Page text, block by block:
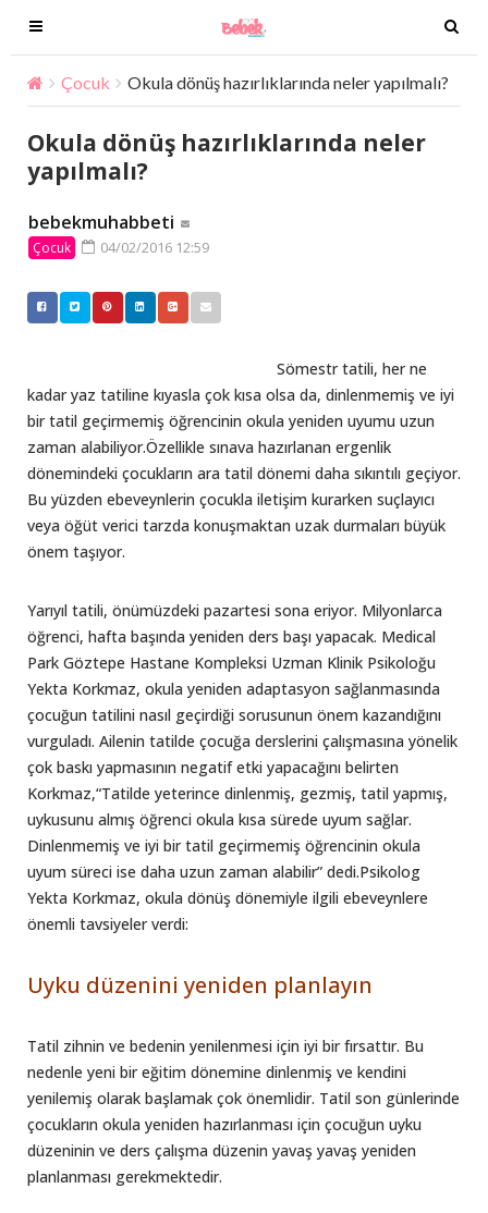
T
o
g
g
l
e
n
v
i
g
o
n
T
o
g
g
o
Çocuk Okula dönüş hazırlıklarında neler yapılmalı?
Okula dönüş hazırlıklarında neler
yapılmalı?
bebekmuhabbeti
Çocuk 04/02/2016 12:59
Sömestr tatili, her ne
kadar yaz tatiline kıyasla çok kısa olsa da, dinlenmemiş ve iyi
bir tatil geçirmemiş öğrencinin okula yeniden uyumu uzun
zaman alabiliyor.Özellikle sınava hazırlanan ergenlik
dönemindeki çocukların ara tatil dönemi daha sıkıntılı geçiyor.
Bu yüzden ebeveynlerin çocukla iletişim kurarken suçlayıcı
veya öğüt verici tarzda konuşmaktan uzak durmaları büyük
önem taşıyor.
Yarıyıl tatili, önümüzdeki pazartesi sona eriyor. Milyonlarca
öğrenci, hafta başında yeniden ders başı yapacak. Medical
Park Göztepe Hastane Kompleksi Uzman Klinik Psikoloğu
Yekta Korkmaz, okula yeniden adaptasyon sağlanmasında
çocuğun tatilini nasıl geçirdiği sorusunun önem kazandığını
vurguladı. Ailenin tatilde çocuğa derslerini çalışmasına yönelik
çok baskı yapmasının negatif etki yapacağını belirten
Korkmaz,“Tatilde yeterince dinlenmiş, gezmiş, tatil yapmış,
uykusunu almış öğrenci okula kısa sürede uyum sağlar.
Dinlenmemiş ve iyi bir tatil geçirmemiş öğrencinin okula
uyum süreci ise daha uzun zaman alabilir” dedi.Psikolog
Yekta Korkmaz, okula dönüş dönemiyle ilgili ebeveynlere
önemli tavsiyeler verdi:
Uyku düzenini yeniden planlayın
Tatil zihnin ve bedenin yenilenmesi için iyi bir fırsattır. Bu
nedenle yeni bir eğitim dönemine dinlenmiş ve kendini
yenilemiş olarak başlamak çok önemlidir. Tatil son günlerinde
çocukların okula yeniden hazırlanması için çocuğun uyku
düzeninin ve ders çalışma düzenin yavaş yavaş yeniden
planlanması gerekmektedir.